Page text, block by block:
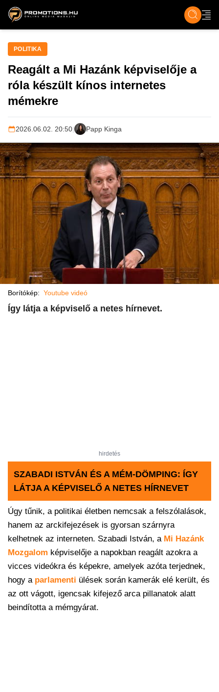
ZENE, FILM & KULT ÉLET TECH &
POLITIKA
Reagált a Mi Hazánk képviselője a
róla készült kínos internetes
mémekre
2026.06.02. 20:50| Papp Kinga
Borítókép: Youtube videó
Így látja a képviselő a netes hírnevet.
hirdetés
SZABADI ISTVÁN ÉS A MÉM-DÖMPING: ÍGY
LÁTJA A KÉPVISELŐ A NETES HÍRNEVET
Úgy tűnik, a politikai életben nemcsak a felszólalások,
hanem az arckifejezések is gyorsan szárnyra
kelhetnek az interneten. Szabadi István, a Mi Hazánk
Mozgalom képviselője a napokban reagált azokra a
vicces videókra és képekre, amelyek azóta terjednek,
hogy a parlamenti ülések során kamerák elé került, és
az ott vágott, igencsak kifejező arca pillanatok alatt
beindította a mémgyárat.